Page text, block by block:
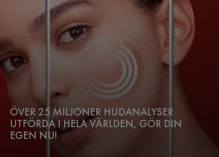
ÖVER 25 MILJONER HUDANALYSER
UTFÖRDA I HELA VÄRLDEN, GÖR DIN
EGEN NU!